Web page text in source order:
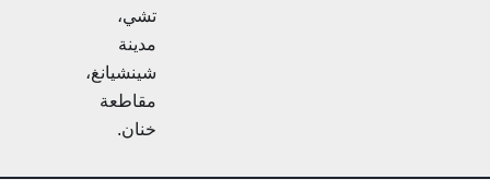
تشي،
مدينة
شينشيانغ،
مقاطعة
خنان.